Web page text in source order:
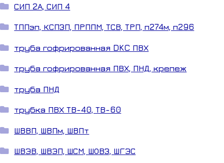
СИП 2А, СИП 4
ТППэп, КСПЗП, ПРППМ, ТСВ, ТРП, п274м, п296
труба гофрированная DKC ПВХ
труба гофрированная ПВХ, ПНД, крепеж
труба ПНД
трубка ПВХ ТВ-40, ТВ-60
ШВВП, ШВПм, ШВПт
ШВЭВ, ШВЭП, ШСМ, ШОВЗ, ШГЭС